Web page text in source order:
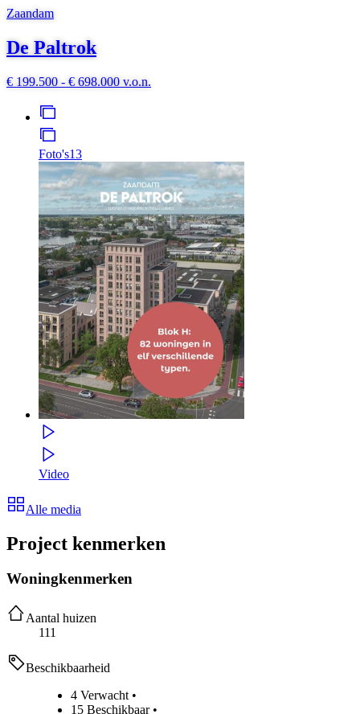
Zaandam
De Paltrok
€ 199.500 - € 698.000 v.o.n.
Foto's13
Video
Alle media
Project kenmerken
Woningkenmerken
Aantal huizen
111
Beschikbaarheid
4 Verwacht •
15 Beschikbaar•